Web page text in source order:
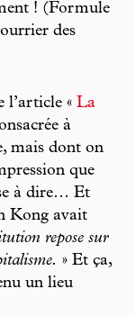
! (Formule
des
l’article « La
à
mais dont on
que
à dire… Et
Kong avait
repose sur
» Et ça,
un lieu